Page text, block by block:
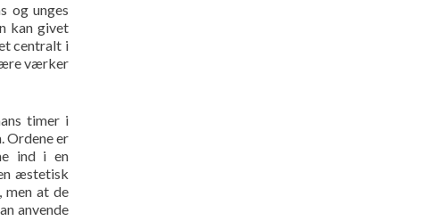
og unges
kan givet
centralt i
værker
timer i
Ordene er
ind i en
æstetisk
men at de
anvende